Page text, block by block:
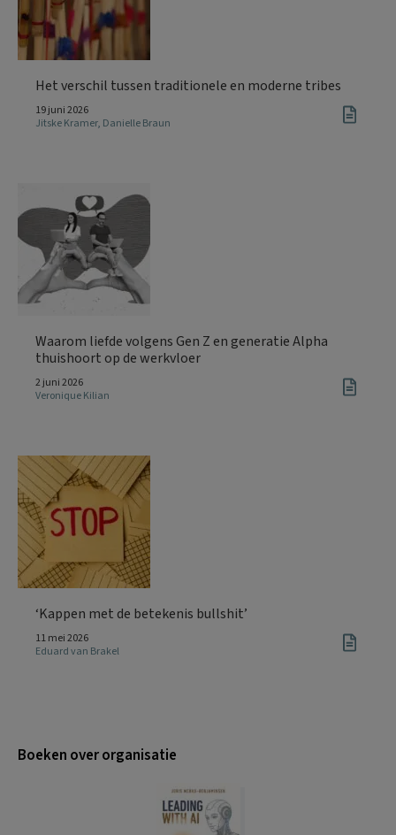
Het verschil tussen traditionele en moderne tribes
19 juni 2026
Jitske Kramer, Danielle Braun
Waarom liefde volgens Gen Z en generatie Alpha
thuishoort op de werkvloer
2 juni 2026
Veronique Kilian
‘Kappen met de betekenis bullshit’
11 mei 2026
Eduard van Brakel
Boeken over organisatie